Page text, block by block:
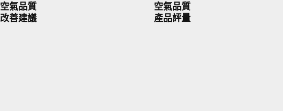
空氣品質
改善建議
空氣品質
產品評量